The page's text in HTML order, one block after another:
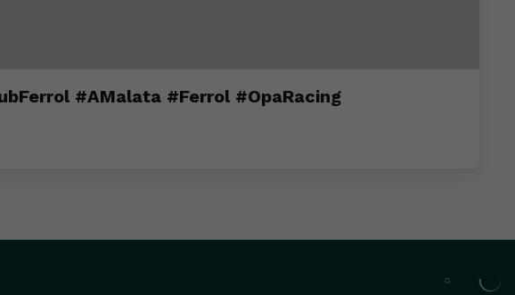
#AMalata #Ferrol #OpaRacing